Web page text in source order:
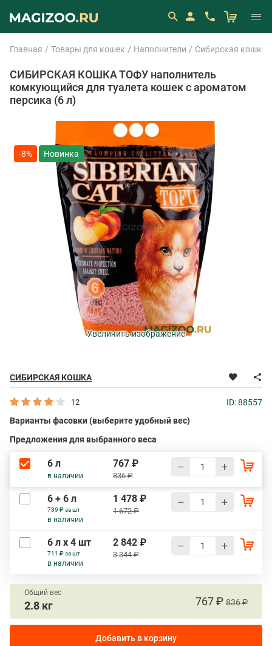
Главная Товары для кошек Наполнители Сибирская кошка
СИБИРСКАЯ КОШКА ТОФУ наполнитель
комкующийся для туалета кошек с ароматом
персика (6 л)
СИБИРСКАЯ КОШКА
-8%
Увеличить изображение
12
ID: 88557
Варианты фасовки (выберите удобный вес)
Предложения для выбранного веса
6 л
в наличии
767 ₽
836 ₽
6 + 6 л
739 ₽ за шт
в наличии
1 478 ₽
1 672 ₽
6 л х 4 шт
711 ₽ за шт
в наличии
2 842 ₽
3 344 ₽
Общий вес
2.8 кг 767 ₽ 836 ₽
Добавить в корзину